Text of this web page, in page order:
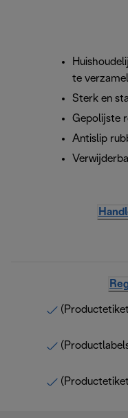
te
Sterk en
Gepolijste
Antislip